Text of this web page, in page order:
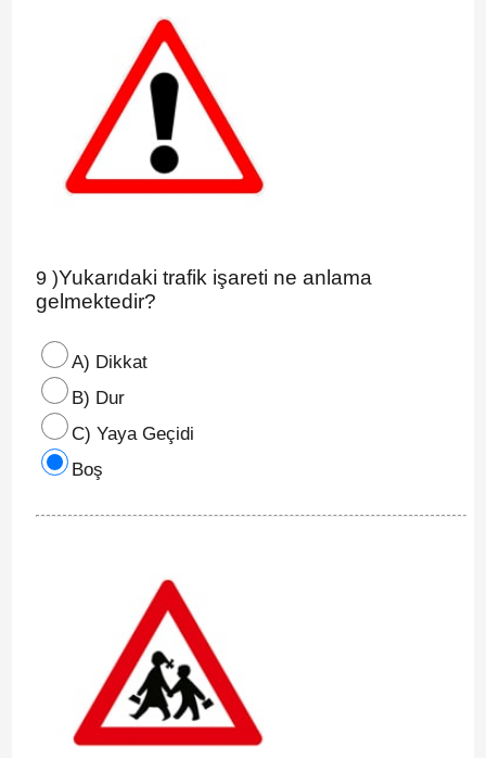
9 )Yukarıdaki trafik işareti ne anlama
gelmektedir?
A) Dikkat
B) Dur
C) Yaya Geçidi
Boş